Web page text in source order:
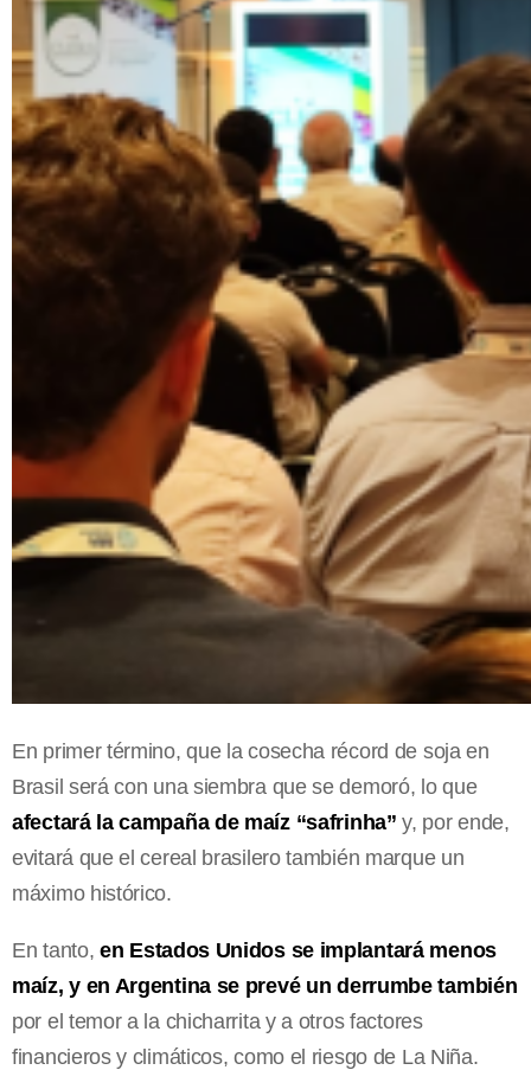
En primer término, que la cosecha récord de soja en
Brasil será con una siembra que se demoró, lo que
afectará la campaña de maíz “safrinha” y, por ende,
evitará que el cereal brasilero también marque un
máximo histórico.
En tanto, en Estados Unidos se implantará menos
maíz, y en Argentina se prevé un derrumbe también
por el temor a la chicharrita y a otros factores
financieros y climáticos, como el riesgo de La Niña.